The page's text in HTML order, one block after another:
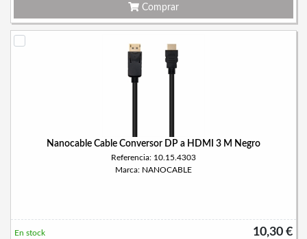
Comprar
Nanocable Cable Conversor DP a HDMI 3 M Negro
Referencia: 10.15.4303
Marca: NANOCABLE
10,30 €
En stock